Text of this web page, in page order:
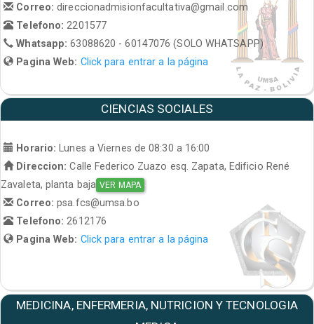
Correo:direccionadmisionfacultativa@gmail.com
Telefono: 2201577
Whatsapp:63088620 - 60147076 (SOLO WHATSAPP)
Pagina Web: Click para entrar a la página
CIENCIAS SOCIALES
Horario:
Lunes a Viernes de 08:30 a 16:00
Direccion: Calle Federico Zuazo esq. Zapata, Edificio René
Zavaleta, planta baja VER MAPA
Correo:psa.fcs@umsa.bo
Telefono: 2612176
Pagina Web: Click para entrar a la página
MEDICINA, ENFERMERIA, NUTRICION Y TECNOLOGIA